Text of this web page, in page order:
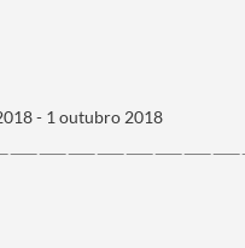
- 1 outubro 2018